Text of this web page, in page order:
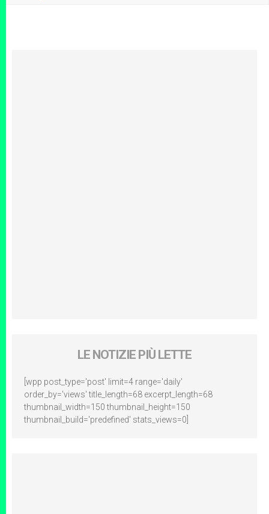
LE NOTIZIE PIÙ LETTE
[wpp post_type='post' limit=4 range='daily'
order_by='views' title_length=68 excerpt_length=68
thumbnail_width=150 thumbnail_height=150
thumbnail_build='predefined' stats_views=0]